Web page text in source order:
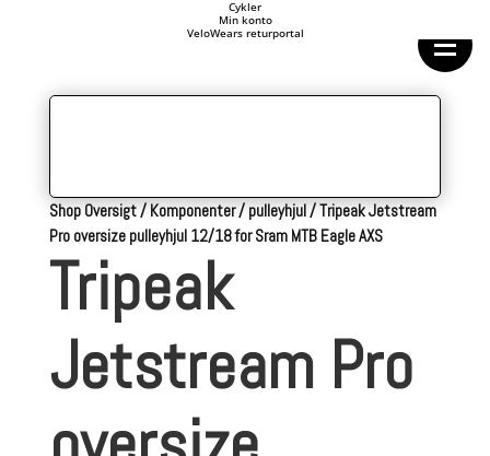
Geargrupper
Tilbehør
Værktøj
Wattmålere
Cykler
Min konto
VeloWears returportal
Shop Oversigt/Komponenter/pulleyhjul/Tripeak Jetstream
Pro oversize pulleyhjul 12/18 for Sram MTB Eagle AXS
Tripeak
Jetstream Pro